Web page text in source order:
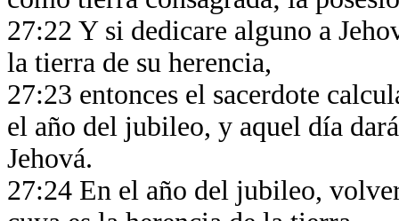
27:22 Y si dedicare alguno a
la tierra de su herencia,
27:23 entonces el sacerdote
el año del jubileo, y aquel día
Jehová.
27:24 En el año del jubileo,